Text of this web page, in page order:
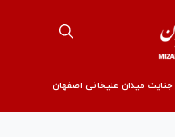
میدان علیخانی اصفهان